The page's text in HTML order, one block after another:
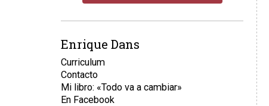
Enrique Dans
Curriculum
Contacto
Mi libro: «Todo va a cambiar»
En Facebook